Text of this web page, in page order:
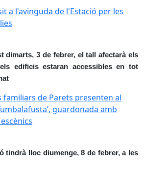
a l'avinguda de l'Estació per les
a l'avinguda de l'Estació per les
dimarts, 3 de febrer, el tall afectarà els
edificis estaran accessibles en tot
familiars de Parets presenten al
familiars de Parets presenten al
guardonada amb
tindrà lloc diumenge, 8 de febrer, a les